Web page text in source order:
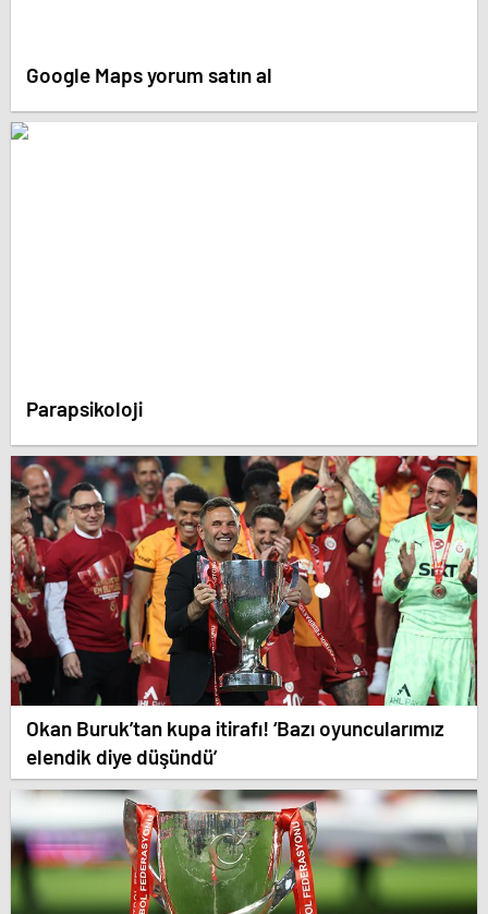
Google Maps yorum satın al
Parapsikoloji
Okan Buruk’tan kupa itirafı! ‘Bazı oyuncularımız
elendik diye düşündü’